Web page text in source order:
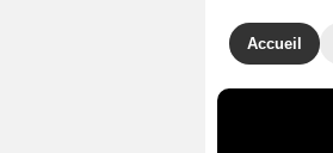
Accueil